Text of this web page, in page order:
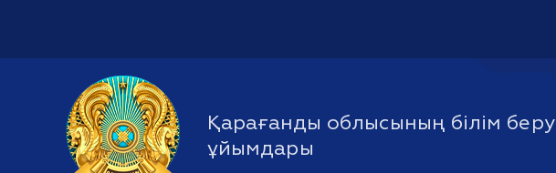
Қарағанды облысының білім беру
ұйымдары